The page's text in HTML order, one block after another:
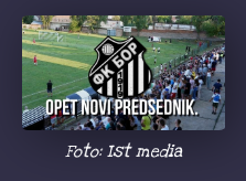
Foto: Ist media